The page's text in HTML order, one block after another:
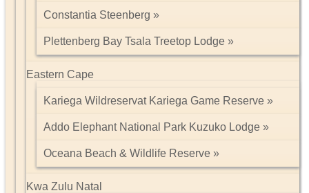
Constantia Steenberg
Plettenberg Bay Tsala Treetop Lodge
Eastern Cape
Kariega Wildreservat Kariega Game Reserve
Addo Elephant National Park Kuzuko Lodge
Oceana Beach & Wildlife Reserve
Kwa Zulu Natal